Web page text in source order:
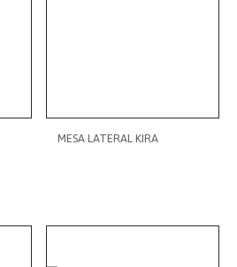
MESA LATERAL KIRA